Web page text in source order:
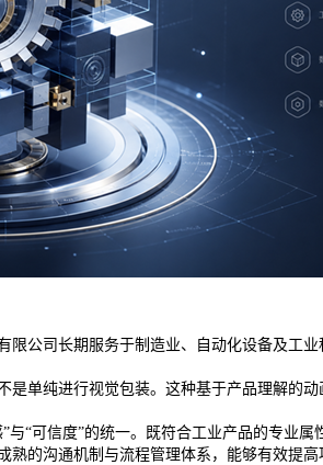
公司长期服务于制造业、自动化设备及工
单纯进行视觉包装。这种基于产品理解的动
“可信度”的统一。既符合工业产品的专业属
的沟通机制与流程管理体系，能够有效提高